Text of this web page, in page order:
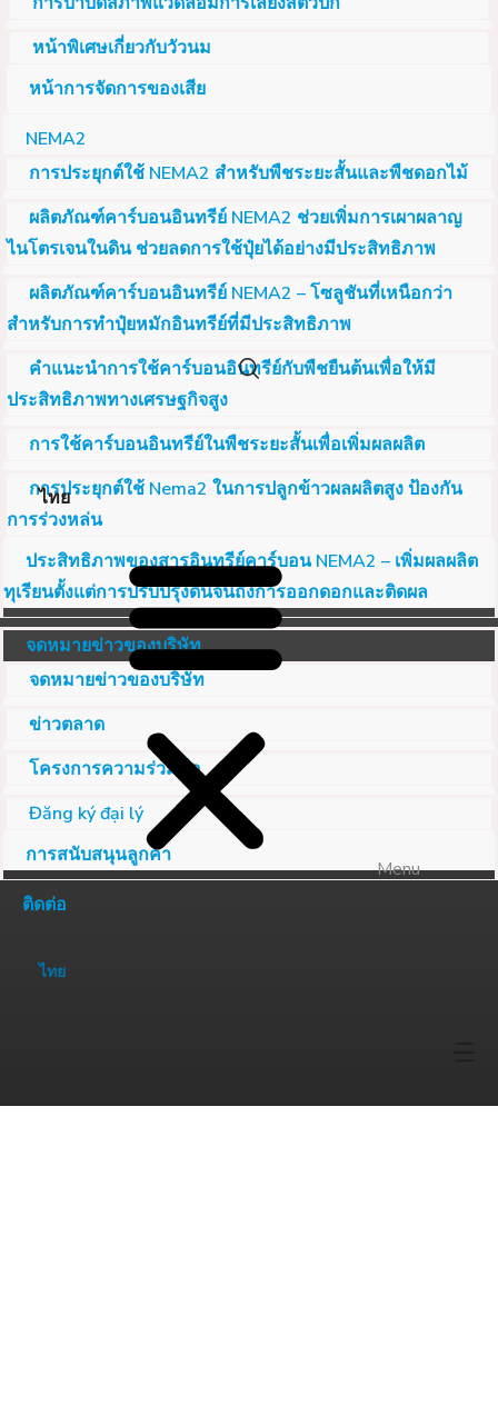
ไทย
Menu
ไทย
หน้าพิเศษเกี่ยวกับวัวนม
หน้าการจัดการของเสีย
NEMA2
การประยุกต์ใช้ NEMA2 สำหรับพืชระยะสั้นและพืชดอกไม้
ผลิตภัณฑ์คาร์บอนอินทรีย์ NEMA2 ช่วยเพิ่มการเผาผลาญ
ไนโตรเจนในดิน ช่วยลดการใช้ปุ๋ยได้อย่างมีประสิทธิภาพ
ผลิตภัณฑ์คาร์บอนอินทรีย์ NEMA2 – โซลูชันที่เหนือกว่า
สำหรับการทำปุ๋ยหมักอินทรีย์ที่มีประสิทธิภาพ
คำแนะนำการใช้คาร์บอนอินทรีย์กับพืชยืนต้นเพื่อให้มี
ประสิทธิภาพทางเศรษฐกิจสูง
การใช้คาร์บอนอินทรีย์ในพืชระยะสั้นเพื่อเพิ่มผลผลิต
การประยุกต์ใช้ Nema2 ในการปลูกข้าวผลผลิตสูง ป้องกัน
การร่วงหล่น
ประสิทธิภาพของสารอินทรีย์คาร์บอน NEMA2 – เพิ่มผลผลิต
ทุเรียนตั้งแต่การปรับปรุงดินจนถึงการออกดอกและติดผล
จดหมายข่าวของบริษัท
จดหมายข่าวของบริษัท
ข่าวตลาด
โครงการความร่วมมือ
Đăng ký đại lý
การสนับสนุนลูกค้า
ติดต่อ